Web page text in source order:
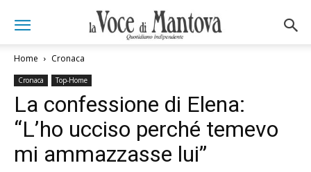
Home Cronaca
Cronaca Top-Home
La confessione di Elena:
“L’ho ucciso perché temevo
mi ammazzasse lui”